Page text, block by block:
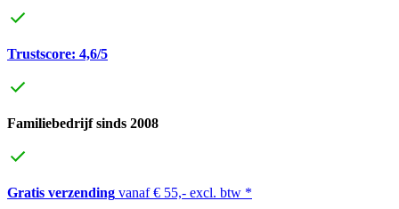
Trustscore: 4,6/5
Familiebedrijf sinds 2008
Gratis verzending vanaf € 55,- excl. btw *